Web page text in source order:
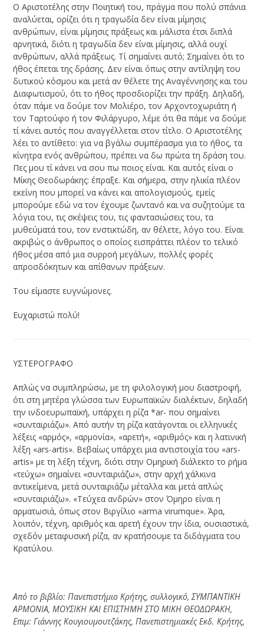
Ο Αριστοτέλης στην Ποιητική του, πράγμα που πολύ σπάνια
αναλύεται, ορίζει ότι η τραγωδία δεν είναι μίμησις
ανθρώπων, είναι μίμησις πράξεως και μάλιστα έτσι διπλά
αρνητικά, διότι η τραγωδία δεν είναι μίμησις, αλλά ουχί
ανθρώπων, αλλά πράξεως. Τί σημαίνει αυτό; Σημαίνει ότι το
ήθος έπεται της δράσης. Δεν είναι όπως στην αντίληψη του
δυτικού κόσμου και μετά αν θέλετε της Αναγέννησης και του
Διαφωτισμού, ότι το ήθος προσδιορίζει την πράξη. Δηλαδή,
όταν πάμε να δούμε τον Μολιέρο, τον Αρχοντοχωριάτη ή
τον Ταρτούφο ή τον Φιλάργυρο, λέμε ότι θα πάμε να δούμε
τί κάνει αυτός που αναγγέλλεται στον τίτλο. Ο Αριστοτέλης
λέει το αντίθετο: για να βγάλω συμπέρασμα για το ήθος, τα
κίνητρα ενός ανθρώπου, πρέπει να δω πρώτα τη δράση του.
Πες μου τί κάνει να σου πω ποιος είναι. Και αυτός είναι ο
Μίκης Θεοδωράκης: έπραξε. Και σήμερα, στην ηλικία πλέον
εκείνη που μπορεί να κάνει και απολογισμούς, εμείς
μπορούμε εδώ να τον έχουμε ζωντανό και να συζητούμε τα
λόγια του, τις σκέψεις του, τις φαντασιώσεις του, τα
μυθεύματά του, τον ενστικτώδη, αν θέλετε, λόγο του. Είναι
ακριβώς ο άνθρωπος ο οποίος εισπράττει πλέον το τελικό
ήθος μέσα από μια συρροή μεγάλων, πολλές φορές
απροσδόκητων και απίθανων πράξεων.
Του είμαστε ευγνώμονες.
Ευχαριστώ πολύ!
ΥΣΤΕΡΟΓΡΑΦΟ
Απλώς να συμπληρώσω, με τη φιλολογική μου διαστροφή,
ότι στη μητέρα γλώσσα των Ευρωπαϊκών διαλέκτων, δηλαδή
την ινδοευρωπαϊκή, υπάρχει η ρίζα *ar- που σημαίνει
«συνταιριάζω». Από αυτήν τη ρίζα κατάγονται οι ελληνικές
λέξεις «αρμός», «αρμονία», «αρετή», «αριθμός» και η λατινική
λέξη «ars-artis». Βεβαίως υπάρχει μια αντιστοιχία του «ars-
artis» με τη λέξη τέχνη, διότι στην Ομηρική διάλεκτο το ρήμα
«τεύχω» σημαίνει «συνταιριάζω», στην αρχή χάλκινα
αντικείμενα, μετά συνταιριάζω μέταλλα και μετά απλώς
«συνταιριάζω». «Τεύχεα ανδρών» στον Όμηρο είναι η
αρματωσιά, όπως στον Βιργίλιο «arma virumque». Άρα,
λοιπόν, τέχνη, αριθμός και αρετή έχουν την ίδια, ουσιαστικά,
σχεδόν μεταφυσική ρίζα, αν κρατήσουμε τα διδάγματα του
Κρατύλου.
Από το βιβλίο: Πανεπιστήμιο Κρήτης, συλλογικό, ΣΥΜΠΑΝΤΙΚΗ
ΑΡΜΟΝΙΑ, ΜΟΥΣΙΚΗ ΚΑΙ ΕΠΙΣΤΗΜΗ ΣΤΟ ΜΙΚΗ ΘΕΟΔΩΡΑΚΗ,
Επιμ: Γιάννης Κουγιουμουτζάκης, Πανεπιστημιακές Εκδ. Κρήτης,